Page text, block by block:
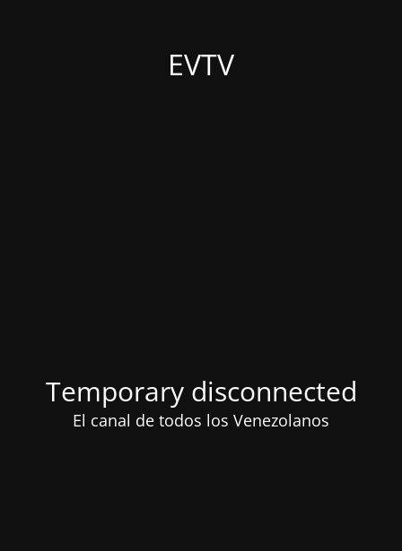
EVTV
Temporary disconnected
El canal de todos los Venezolanos